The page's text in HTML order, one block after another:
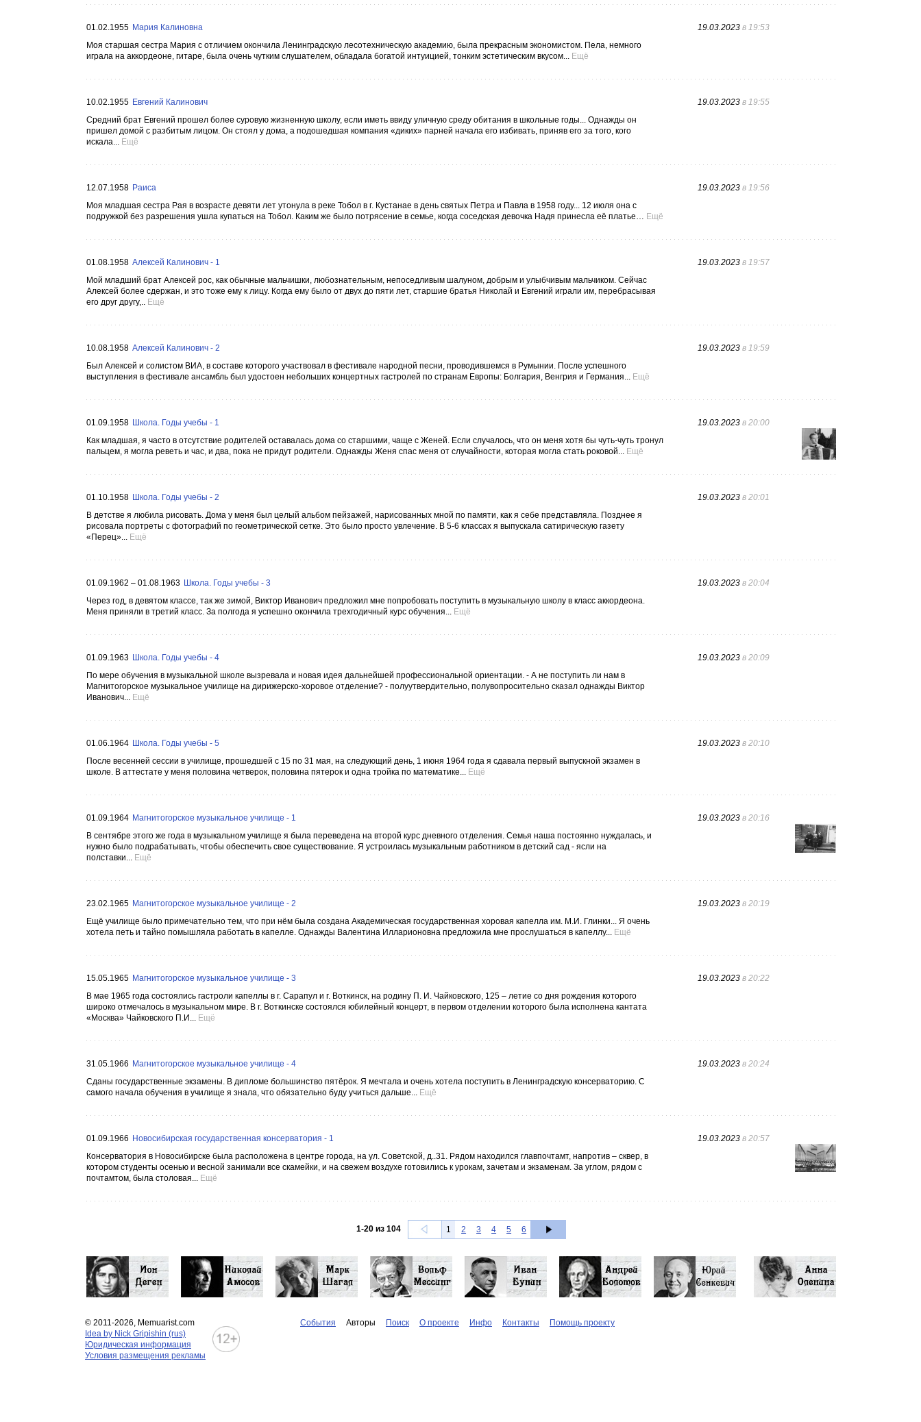
01.02.1955 Мария Калиновна
Моя старшая сестра Мария с отличием окончила Ленинградскую лесотехническую академию, была прекрасным экономистом. Пела, немного
играла на аккордеоне, гитаре, была очень чутким слушателем, обладала богатой интуицией, тонким эстетическим вкусом... Ещё
19.03.2023 в 19:53
10.02.1955 Евгений Калинович
Средний брат Евгений прошел более суровую жизненную школу, если иметь ввиду уличную среду обитания в школьные годы... Однажды он
пришел домой с разбитым лицом. Он стоял у дома, а подошедшая компания «диких» парней начала его избивать, приняв его за того, кого
искала... Ещё
19.03.2023 в 19:55
12.07.1958 Раиса
Моя младшая сестра Рая в возрасте девяти лет утонула в реке Тобол в г. Кустанае в день святых Петра и Павла в 1958 году... 12 июля она с
подружкой без разрешения ушла купаться на Тобол. Каким же было потрясение в семье, когда соседская девочка Надя принесла её платье… Ещё
19.03.2023 в 19:56
01.08.1958 Алексей Калинович - 1
Мой младший брат Алексей рос, как обычные мальчишки, любознательным, непоседливым шалуном, добрым и улыбчивым мальчиком. Сейчас
Алексей более сдержан, и это тоже ему к лицу. Когда ему было от двух до пяти лет, старшие братья Николай и Евгений играли им, перебрасывая
его друг другу,.. Ещё
19.03.2023 в 19:57
10.08.1958 Алексей Калинович - 2
Был Алексей и солистом ВИА, в составе которого участвовал в фестивале народной песни, проводившемся в Румынии. После успешного
выступления в фестивале ансамбль был удостоен небольших концертных гастролей по странам Европы: Болгария, Венгрия и Германия... Ещё
19.03.2023 в 19:59
01.09.1958 Школа. Годы учебы - 1
Как младшая, я часто в отсутствие родителей оставалась дома со старшими, чаще с Женей. Если случалось, что он меня хотя бы чуть-чуть тронул
пальцем, я могла реветь и час, и два, пока не придут родители. Однажды Женя спас меня от случайности, которая могла стать роковой... Ещё
19.03.2023 в 20:00
01.10.1958 Школа. Годы учебы - 2
В детстве я любила рисовать. Дома у меня был целый альбом пейзажей, нарисованных мной по памяти, как я себе представляла. Позднее я
рисовала портреты с фотографий по геометрической сетке. Это было просто увлечение. В 5-6 классах я выпускала сатирическую газету
«Перец»... Ещё
19.03.2023 в 20:01
01.09.1962 – 01.08.1963 Школа. Годы учебы - 3
Через год, в девятом классе, так же зимой, Виктор Иванович предложил мне попробовать поступить в музыкальную школу в класс аккордеона.
Меня приняли в третий класс. За полгода я успешно окончила трехгодичный курс обучения... Ещё
19.03.2023 в 20:04
01.09.1963 Школа. Годы учебы - 4
По мере обучения в музыкальной школе вызревала и новая идея дальнейшей профессиональной ориентации. - А не поступить ли нам в
Магнитогорское музыкальное училище на дирижерско-хоровое отделение? - полуутвердительно, полувопросительно сказал однажды Виктор
Иванович... Ещё
19.03.2023 в 20:09
01.06.1964 Школа. Годы учебы - 5
После весенней сессии в училище, прошедшей с 15 по 31 мая, на следующий день, 1 июня 1964 года я сдавала первый выпускной экзамен в
школе. В аттестате у меня половина четверок, половина пятерок и одна тройка по математике... Ещё
19.03.2023 в 20:10
01.09.1964 Магнитогорское музыкальное училище - 1
В сентябре этого же года в музыкальном училище я была переведена на второй курс дневного отделения. Семья наша постоянно нуждалась, и
нужно было подрабатывать, чтобы обеспечить свое существование. Я устроилась музыкальным работником в детский сад - ясли на
полставки... Ещё
19.03.2023 в 20:16
23.02.1965 Магнитогорское музыкальное училище - 2
Ещё училище было примечательно тем, что при нём была создана Академическая государственная хоровая капелла им. М.И. Глинки... Я очень
хотела петь и тайно помышляла работать в капелле. Однажды Валентина Илларионовна предложила мне прослушаться в капеллу... Ещё
19.03.2023 в 20:19
15.05.1965 Магнитогорское музыкальное училище - 3
В мае 1965 года состоялись гастроли капеллы в г. Сарапул и г. Воткинск, на родину П. И. Чайковского, 125 – летие со дня рождения которого
широко отмечалось в музыкальном мире. В г. Воткинске состоялся юбилейный концерт, в первом отделении которого была исполнена кантата
«Москва» Чайковского П.И... Ещё
19.03.2023 в 20:22
31.05.1966 Магнитогорское музыкальное училище - 4
Сданы государственные экзамены. В дипломе большинство пятёрок. Я мечтала и очень хотела поступить в Ленинградскую консерваторию. С
самого начала обучения в училище я знала, что обязательно буду учиться дальше... Ещё
19.03.2023 в 20:24
01.09.1966 Новосибирская государственная консерватория - 1
Консерватория в Новосибирске была расположена в центре города, на ул. Советской, д..31. Рядом находился главпочтамт, напротив – сквер, в
котором студенты осенью и весной занимали все скамейки, и на свежем воздухе готовились к урокам, зачетам и экзаменам. За углом, рядом с
почтамтом, была столовая... Ещё
19.03.2023 в 20:57
1-20 из 104 1 2 3 4 5 6
© 2011-2026, Memuarist.com
Idea by Nick Gripishin (rus)
Юридическая информация
Условия размещения рекламы
События Авторы Поиск О проекте Инфо Контакты Помощь проекту